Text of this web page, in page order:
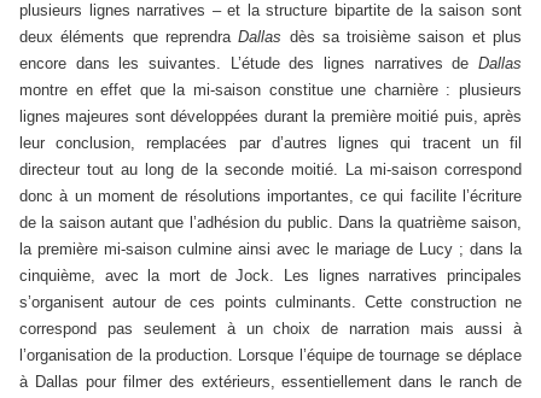
plusieurs lignes narratives – et la structure bipartite de la saison sont
deux éléments que reprendraDallas dès sa troisième saison et plus
encore dans les suivantes. L’étude des lignes narratives de Dallas
montre en effet que la mi-saison constitue une charnière : plusieurs
lignes majeures sont développées durant la première moitié puis, après
leur conclusion, remplacées par d’autres lignes qui tracent un fil
directeur tout au long de la seconde moitié. La mi-saison correspond
donc à un moment de résolutions importantes, ce qui facilite l’écriture
de la saison autant que l’adhésion du public. Dans la quatrième saison,
la première mi-saison culmine ainsi avec le mariage de Lucy ; dans la
cinquième, avec la mort de Jock. Les lignes narratives principales
s’organisent autour de ces points culminants. Cette construction ne
correspond pas seulement à un choix de narration mais aussi à
l’organisation de la production. Lorsque l’équipe de tournage se déplace
à Dallas pour filmer des extérieurs, essentiellement dans le ranch de